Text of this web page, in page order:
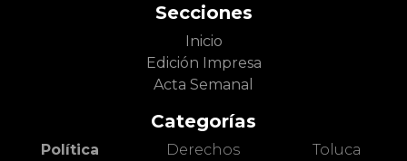
Secciones
Inicio
Edición Impresa
Acta Semanal
Categorías
Política
Derechos
Toluca